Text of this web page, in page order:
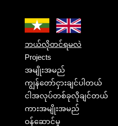
ဘယ်လိုတင်ရမလဲ
Projects
အမျိုးအမည်
ကျွန်တော်ငှားချင်ပါတယ်
ငါအလုပ်တစ်ခုလိုချင်တယ်
ကားအမျိုးအမည်
ဝန်ဆောင်မှု